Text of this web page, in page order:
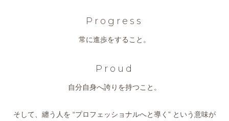
Progress
常に進歩をすること。
Proud
自分自身へ誇りを持つこと。
そして、纏う人を “プロフェッショナルへと導く” という意味が